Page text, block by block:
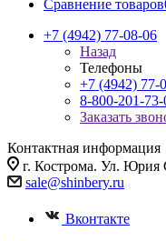
Сравнение товаров
+7 (4942) 77-08-06
Назад
Телефоны
+7 (4942) 77-
8-800-201-73-
Заказать
Контактная информация
г. Кострома. Ул. Юрия
sale@shinbery.ru
Вконтакте